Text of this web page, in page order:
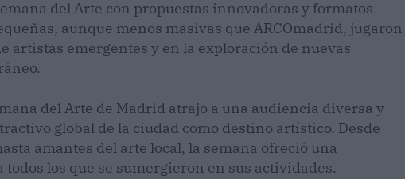
del Arte con propuestas innovadoras y formatos
aunque menos masivas que ARCOmadrid, jugaron
artistas emergentes y en la exploración de nuevas
del Arte de Madrid atrajo a una audiencia diversa y
global de la ciudad como destino artístico. Desde
amantes del arte local, la semana ofreció una
los que se sumergieron en sus actividades.